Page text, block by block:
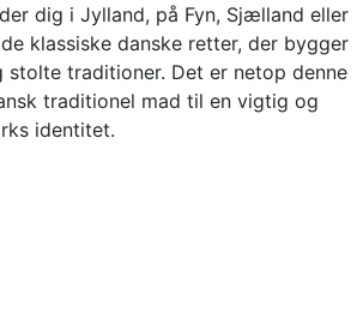
dig i Jylland, på Fyn, Sjælland eller
klassiske danske retter, der bygger
stolte traditioner. Det er netop denne
traditionel mad til en vigtig og
identitet.